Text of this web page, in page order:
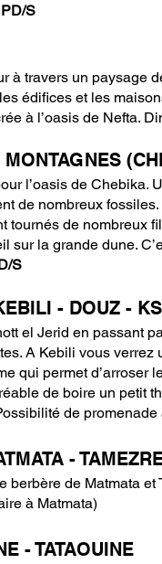
PD/S
à travers un paysage
édifices et les
à l’oasis de Nefta.
l’oasis de Chebika.
de nombreux
tournés de nombreux
sur la grande dune.
S
- DOUZ -
el Jerid en passant
A Kebili vous verrez
qui permet
de boire un petit
de
-
de Matmata
à Matmata)
- TATAOUINE